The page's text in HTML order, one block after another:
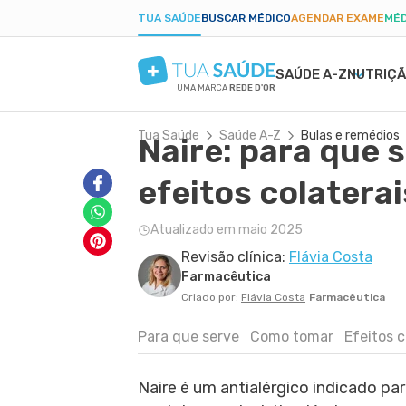
TUA SAÚDEBUSCAR MÉDICOAGENDAR EXAME
SAÚDE A-Z
UMA MARCAREDE D'OR
SINTOMAS
BULAS E REMÉDIOS
EXAMES
VIDA ÍNTIMA
SAÚDE DO HOMEM
PRIMEIROS SOCORROS
DIETAS
JEJUM INTERMITENTE
DIETA DUKAN
GRAVIDEZ SAUDÁVEL
ALIMENTAÇÃO NA GRAVIDEZ
EXERCÍCIO NA GRAVIDEZ
DESCONFORTOS DA GRAVIDEZ
SAÚDE MENTAL
ANSIEDADE
DEPRESSÃO
TDAH
BORDERLINE
FOBIAS
LONGEVIDADE
BELEZA E
PELE SECA
CICATRIZ
RUGAS
Tua Saúde Saúde A-Z Bulas e remédios
Naire: para que
efeitos
Atualizado em maio 2025
Revisão clínica: Flávia Costa
Farmacêutica
Criado por: Flávia Costa Farmacêutica
Para que serve Como tomar Efeitos
Naire é um antialérgico indicado